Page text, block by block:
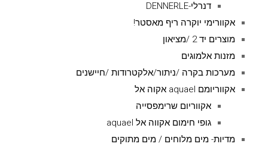
דנרלי-DENNERLE
אקוורימי יוקרה ריף מאסטר!
מוצרים יד 2 /מציאון
מזנות אלמוגים
מערכות בקרה /ניתור/אלקטרודות /חיישנים
אקווריומם aquael אקוה אל
אקווריום שרימפסייה
גופי חימום אקווה אל aquael
מדיות- מים מלוחים / מים מתוקים